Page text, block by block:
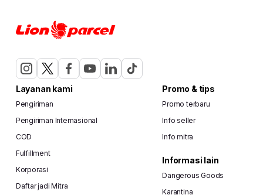
Layanan kami
Pengiriman
Pengiriman Internasional
COD
Fulfillment
Korporasi
Daftar jadi Mitra
Promo & tips
Promo terbaru
Info seller
Info mitra
Informasi lain
Dangerous Goods
Karantina